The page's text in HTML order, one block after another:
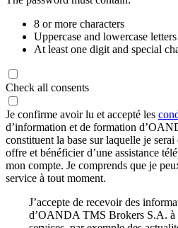
8 or more characters
Uppercase and lowercase letters
At least one digit and special
Check all consents
Je confirme avoir lu et accepté les
d’information et de formation
constituent la base sur laquelle je
offre et bénéficier d’une assistance
mon compte. Je comprends que je
service à tout moment.
J’accepte de recevoir des
d’OANDA TMS Brokers S.A. à